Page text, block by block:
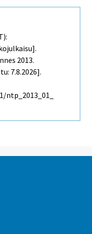
2013.
7.8.2026].